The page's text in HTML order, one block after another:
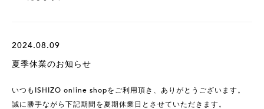
2024.08.09
夏季休業のお知らせ
いつもISHIZO online shopをご利用頂き、ありがとうございます。
誠に勝手ながら下記期間を夏期休業日とさせていただきます。